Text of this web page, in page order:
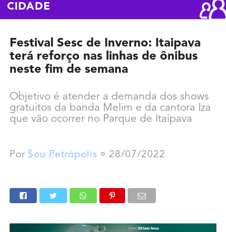
CIDADE
Festival Sesc de Inverno: Itaipava
terá reforço nas linhas de ônibus
neste fim de semana
Objetivo é atender a demanda dos shows
gratuitos da banda Melim e da cantora Iza
que vão ocorrer no Parque de Itaipava
Por Sou Petrópolis 28/07/2022